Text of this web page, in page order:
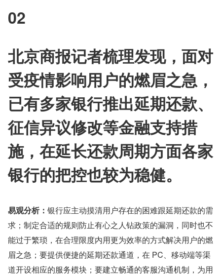
02
北京商报记者梳理发现，面对
受疫情影响用户的燃眉之急，
已有多家银行推出延期还款、
征信异议修改等金融支持措
施，在延长还款周期方面各家
银行的把控也较为稳健。
易观分析： 银行应主动摸清用户存在的困难跟延期还款的需
求；制定合适的规则防止有心之人钻政策的漏洞，同时也不
能过于繁琐，在合理限度内用更为效率的方式解决用户的燃
眉之急；要提供便捷的延期还款通道，在 PC、移动端等渠
道开设相应的服务模块；要建立畅通的客服沟通机制，为用